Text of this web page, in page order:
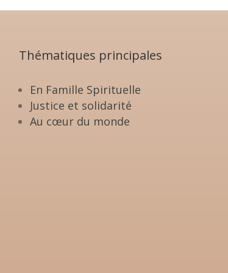
Thématiques principales
En Famille Spirituelle
Justice et solidarité
Au cœur du monde